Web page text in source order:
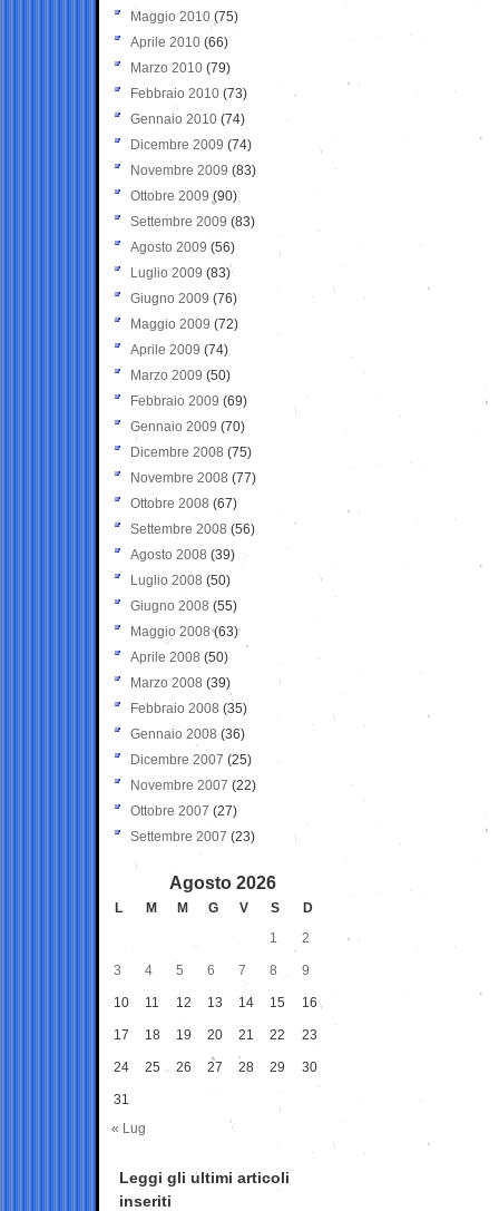
Maggio 2010 (75)
Aprile 2010 (66)
Marzo 2010 (79)
Febbraio 2010 (73)
Gennaio 2010 (74)
Dicembre 2009 (74)
Novembre 2009 (83)
Ottobre 2009 (90)
Settembre 2009 (83)
Agosto 2009 (56)
Luglio 2009 (83)
Giugno 2009 (76)
Maggio 2009 (72)
Aprile 2009 (74)
Marzo 2009 (50)
Febbraio 2009 (69)
Gennaio 2009 (70)
Dicembre 2008 (75)
Novembre 2008 (77)
Ottobre 2008 (67)
Settembre 2008 (56)
Agosto 2008 (39)
Luglio 2008 (50)
Giugno 2008 (55)
Maggio 2008(63)
Aprile 2008 (50)
Marzo 2008 (39)
Febbraio 2008 (35)
Gennaio 2008 (36)
Dicembre 2007 (25)
Novembre 2007 (22)
Ottobre 2007 (27)
Settembre 2007 (23)
Agosto 2026
L M M G V S
D
1
2
3 4 5 6 7 8 9
10 11 12 13 14 15 16
17 18 19 20 21 22 23
24 25 26 27 28 29 30
31
« Lug
Leggi gli ultimi articoli
inseriti